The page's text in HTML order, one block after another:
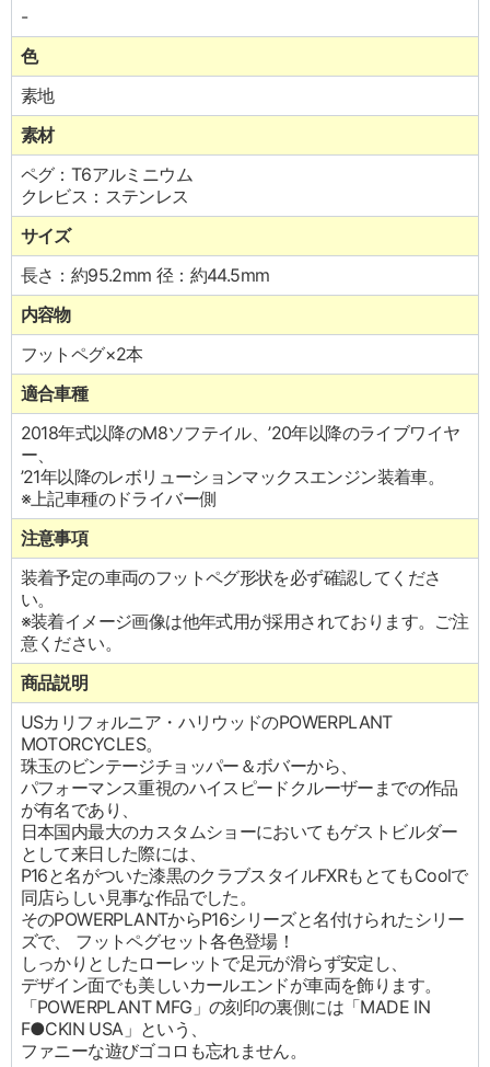
-
色
素地
素材
ペグ：T6アルミニウム
クレビス：ステンレス
サイズ
長さ：約95.2mm 径：約44.5mm
内容物
フットペグ×2本
適合車種
2018年式以降のM8ソフテイル、’20年以降のライブワイヤ
ー、
’21年以降のレボリューションマックスエンジン装着車。
※上記車種のドライバー側
注意事項
装着予定の車両のフットペグ形状を必ず確認してくださ
い。
※装着イメージ画像は他年式用が採用されております。ご注
意ください。
商品説明
USカリフォルニア・ハリウッドのPOWERPLANT
MOTORCYCLES。
珠玉のビンテージチョッパー＆ボバーから、
パフォーマンス重視のハイスピードクルーザーまでの作品
が有名であり、
日本国内最大のカスタムショーにおいてもゲストビルダー
として来日した際には、
P16と名がついた漆黒のクラブスタイルFXRもとてもCoolで
同店らしい見事な作品でした。
そのPOWERPLANTからP16シリーズと名付けられたシリー
ズで、 フットペグセット各色登場！
しっかりとしたローレットで足元が滑らず安定し、
デザイン面でも美しいカールエンドが車両を飾ります。
「POWERPLANT MFG」の刻印の裏側には「MADE IN
F●CKIN USA」という、
ファニーな遊びゴコロも忘れません。